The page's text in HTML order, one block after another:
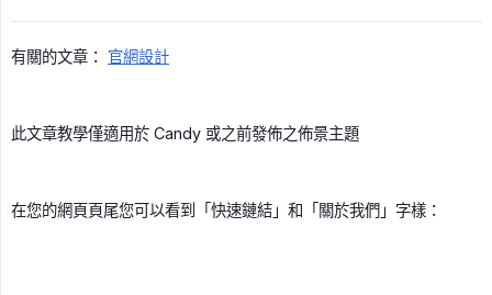
有關的文章： 官網設計
此文章教學僅適用於 Candy 或之前發佈之佈景主題
在您的網頁頁尾您可以看到「快速鏈結」和「關於我們」字樣：